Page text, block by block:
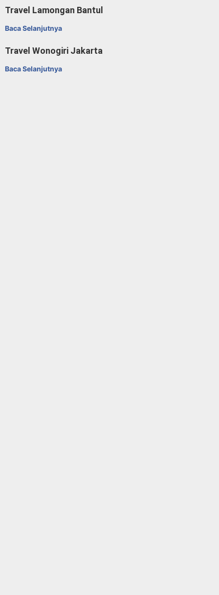
Travel Lamongan Bantul
Baca Selanjutnya
Travel Wonogiri Jakarta
Baca Selanjutnya